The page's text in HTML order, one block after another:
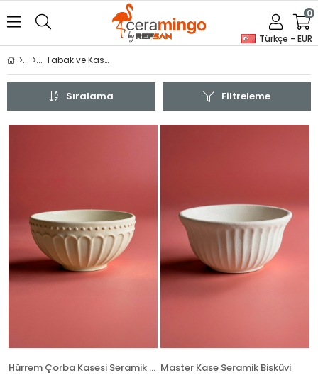
Türkçe - EUR
0
Tabak ve Kaseler
Filtreleme
Sıralama
Hürrem Çorba Kasesi Seramik Bisküvi Master Kase Seramik Bisküvi